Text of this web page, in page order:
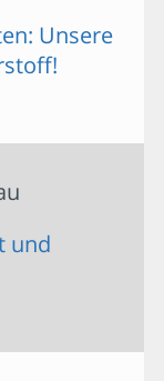
Unsere
und